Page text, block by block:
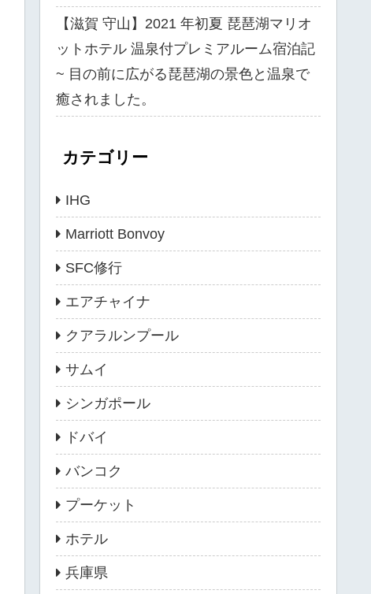
【滋賀 守山】2021 年初夏 琵琶湖マリオ
ットホテル 温泉付プレミアルーム宿泊記
~ 目の前に広がる琵琶湖の景色と温泉で
癒されました。
カテゴリー
IHG
Marriott Bonvoy
SFC修行
エアチャイナ
クアラルンプール
サムイ
シンガポール
ドバイ
バンコク
プーケット
ホテル
兵庫県